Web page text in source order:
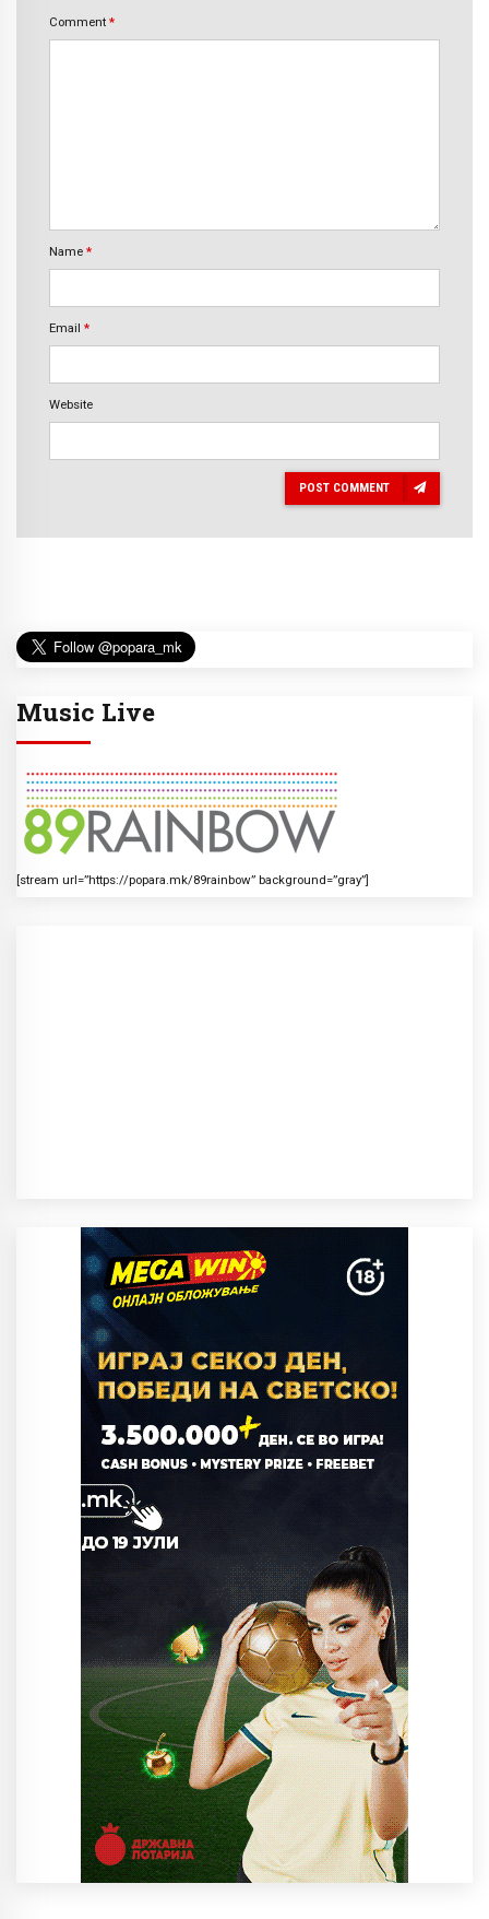
Comment *
Name *
Email *
Website
POST COMMENT
Music Live
[stream url=”https://popara.mk/89rainbow” background=”gray”]